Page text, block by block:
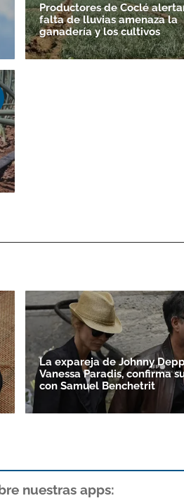
Productores de Coclé
falta de lluvias amenaza la
ganadería y los cultivos
La expareja de Johnny
Vanessa Paradis, confirma
con Samuel Benchetrit
nuestras apps: